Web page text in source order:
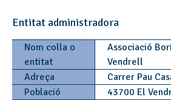
Entitat administradora
Nom colla o
entitat
Associació
Vendrell
Adreça
Carrer Pau
Població
43700 El